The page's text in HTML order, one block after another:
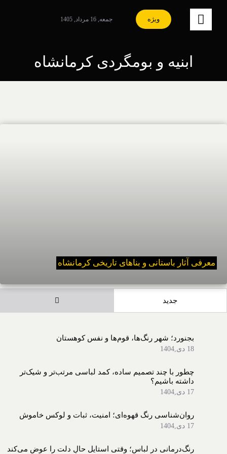
کنترلر
ویژه جمعه, 16 مرداد, 1405
ابنیه و بومگردی کرمانشاه
معرفی آثار باستانی و بناهای تاریخی کرمانشاه
جدید
بجنورد؛ شهر رنگ‌ها، قوم‌ها و نفسِ کوهستان
18 دی,1404
چطور با چند تصمیم ساده، کمد لباسی مرتب‌تر و شیک‌تر
داشته باشیم؟
17 دی,1404
روان‌شناسی رنگ قهوه‌ای؛ امنیت، ثبات و لوکسِ خاموش
17 دی,1404
رنگ‌درمانی در لباس؛ وقتی استایل حالِ دلت را عوض می‌کند